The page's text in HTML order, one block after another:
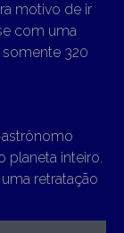
motivo de ir
com uma
somente 320
planeta inteiro.
retratação